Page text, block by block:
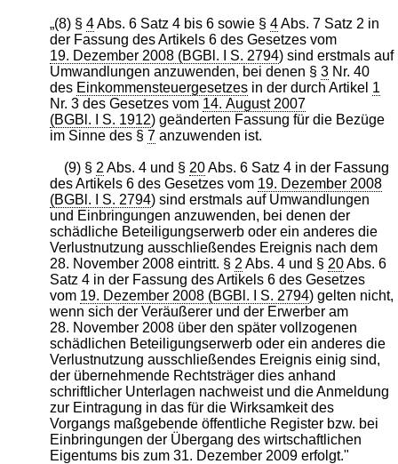
„(8) § 4Abs. 6 Satz 4 bis 6 sowie § 4Abs. 7 Satz 2 in
der Fassung des Artikels 6 des Gesetzes vom
19. Dezember 2008 (BGBl. I S. 2794) sind erstmals auf
Umwandlungen anzuwenden, bei denen § 3Nr. 40
des Einkommensteuergesetzesin der durch Artikel 1
Nr. 3 des Gesetzes vom 14. August 2007
(BGBl. I S. 1912) geänderten Fassung für die Bezüge
im Sinne des § 7anzuwenden ist.
(9) § 2 Abs. 4 und § 20Abs. 6 Satz 4 in der Fassung
des Artikels 6 des Gesetzes vom 19. Dezember 2008
(BGBl. I S. 2794) sind erstmals auf Umwandlungen
und Einbringungen anzuwenden, bei denen der
schädliche Beteiligungserwerb oder ein anderes die
Verlustnutzung ausschließendes Ereignis nach dem
28. November 2008 eintritt. § 2 Abs. 4 und § 20Abs. 6
Satz 4 in der Fassung des Artikels 6 des Gesetzes
vom 19. Dezember 2008 (BGBl. I S. 2794) gelten nicht,
wenn sich der Veräußerer und der Erwerber am
28. November 2008 über den später vollzogenen
schädlichen Beteiligungserwerb oder ein anderes die
Verlustnutzung ausschließendes Ereignis einig sind,
der übernehmende Rechtsträger dies anhand
schriftlicher Unterlagen nachweist und die Anmeldung
zur Eintragung in das für die Wirksamkeit des
Vorgangs maßgebende öffentliche Register bzw. bei
Einbringungen der Übergang des wirtschaftlichen
Eigentums bis zum 31. Dezember 2009 erfolgt."